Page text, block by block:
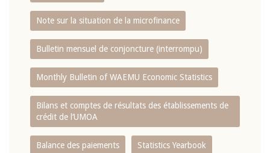
Note sur la situation de la microfinance
Bulletin mensuel de conjoncture (interrompu)
Monthly Bulletin of WAEMU Economic Statistics
Bilans et comptes de résultats des établissements de
crédit de l‘UMOA
Balance des paiements Statistics Yearbook